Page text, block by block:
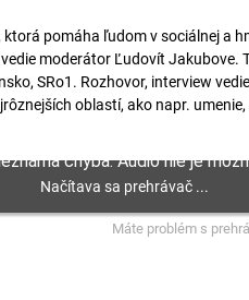
pomáha ľudom v sociálnej a
moderátor Ľudovít Jakubove.
SRo1. Rozhovor, interview
oblastí, ako napr.
Máte problém s